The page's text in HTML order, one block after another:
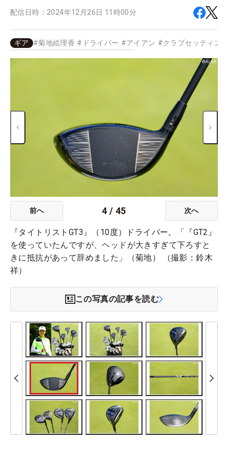
配信日時： 2024年12月26日 11時00分
ギア #菊地絵理香 # ドライバー #アイアン #クラブセッティン
前へ 4 / 45 次へ
『タイトリストGT3』（10度）ドライバー。「『GT2』
を使っていたんですが、ヘッドが大きすぎて下ろすと
きに抵抗があって辞めました」（菊地） （撮影：鈴木
祥）
この写真の記事を読む